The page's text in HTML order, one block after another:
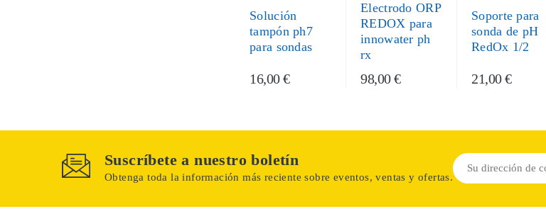
Solución
tampón ph7
para sondas
16,00 €
Electrodo ORP
REDOX para
innowater ph
rx
98,00 €
Soporte para
sonda de pH
RedOx 1/2
21,00 €
Suscríbete a nuestro boletín
Obtenga toda la información más reciente sobre eventos, ventas y ofertas.